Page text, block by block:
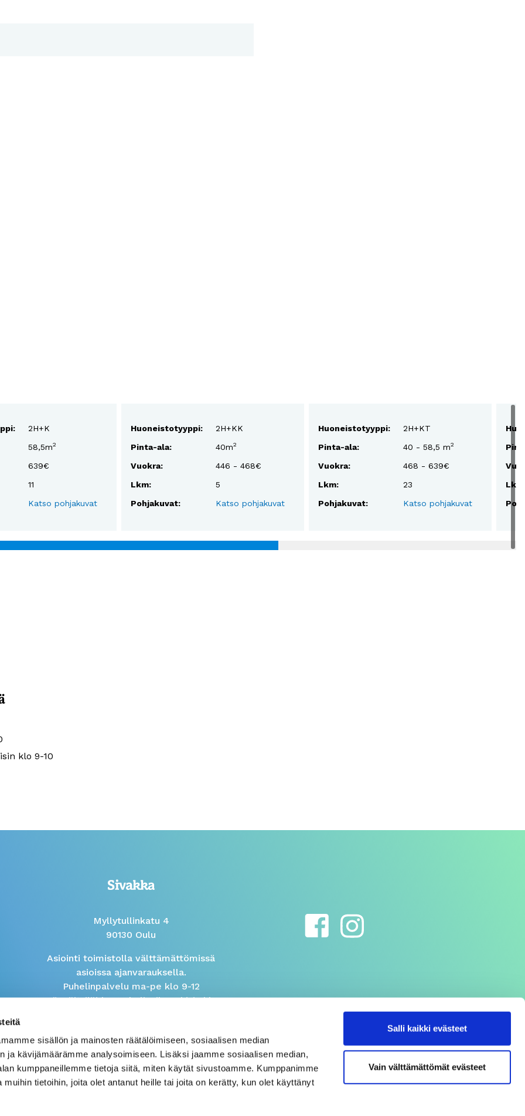
sisällön ja mainosten räätälöimiseen, sosiaalisen median
ja kävijämäärämme analysoimiseen. Lisäksi jaamme sosiaalisen median,
kumppaneillemme tietoja siitä, miten käytät sivustoamme. Kumppanimme
muihin tietoihin, joita olet antanut heille tai joita on kerätty, kun olet käyttänyt
Salli kaikki evästeet
Vain välttämättömät evästeet
2H+K
58,5m2
639€
11
Katso pohjakuvat
Huoneistotyyppi:
2H+KK
Pinta-ala:
40m2
Vuokra:
446 - 468€
Lkm:
5
Pohjakuvat:
Katso pohjakuvat
Huoneistotyyppi:
2H+KT
Pinta-ala:
40 - 58,5 m2
Vuokra:
468 - 639€
Lkm:
23
Pohjakuvat:
Katso pohjakuvat
klo 9-10
Myllytullinkatu 4
90130 Oulu
Asiointi toimistolla välttämättömissä
asioissa ajanvarauksella.
Puhelinpalvelu ma-pe klo 9-12
Isännöitsijöiden puhelinaika arkisin klo
Väärinkäytösilmoitus